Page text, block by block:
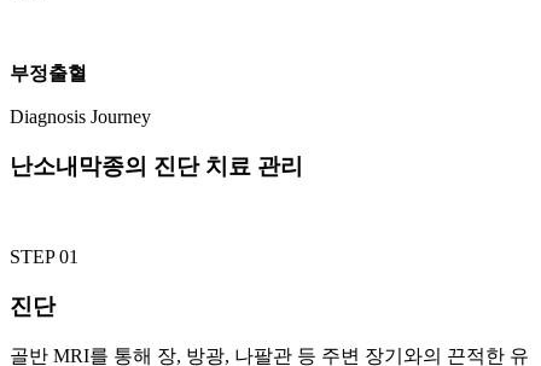
부정출혈
Diagnosis Journey
난소내막종의 진단 치료 관리
STEP 01
진단
골반 MRI를 통해 장, 방광, 나팔관 등 주변 장기와의 끈적한 유